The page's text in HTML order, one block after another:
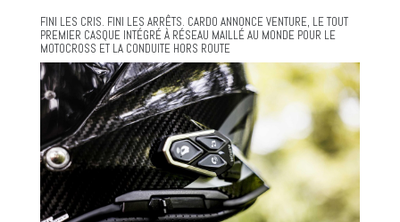
FINI LES CRIS. FINI LES ARRÊTS. CARDO ANNONCE VENTURE, LE TOUT
PREMIER CASQUE INTÉGRÉ À RÉSEAU MAILLÉ AU MONDE POUR LE
MOTOCROSS ET LA CONDUITE HORS ROUTE